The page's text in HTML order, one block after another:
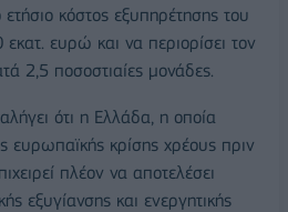
κόστος εξυπηρέτησης του
ευρώ και να περιορίσει τον
2,5 ποσοστιαίες μονάδες.
ότι η Ελλάδα, η οποία
ευρωπαϊκής κρίσης χρέους πριν
πλέον να αποτελέσει
εξυγίανσης και ενεργητικής